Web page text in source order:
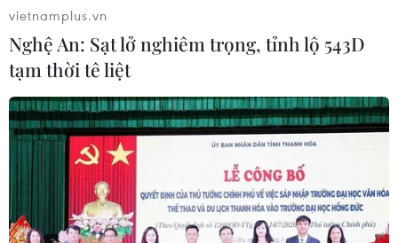
vietnamplus.vn
Nghệ An: Sạt lở nghiêm trọng, tỉnh lộ 543D
tạm thời tê liệt